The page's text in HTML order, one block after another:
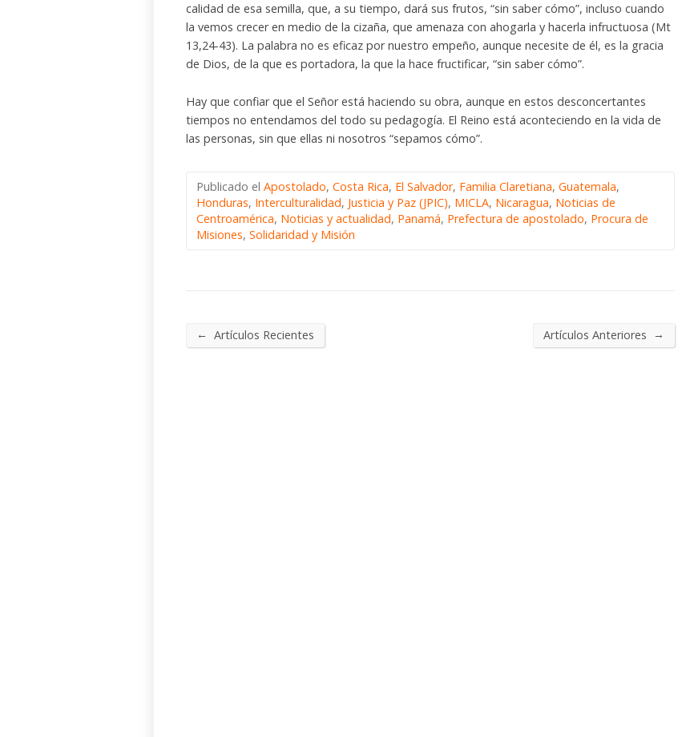
calidad de esa semilla, que, a su tiempo, dará sus frutos, “sin saber cómo”, incluso cuando
la vemos crecer en medio de la cizaña, que amenaza con ahogarla y hacerla infructuosa (Mt
13,24-43). La palabra no es eficaz por nuestro empeño, aunque necesite de él, es la gracia
de Dios, de la que es portadora, la que la hace fructificar, “sin saber cómo”.
Hay que confiar que el Señor está haciendo su obra, aunque en estos desconcertantes
tiempos no entendamos del todo su pedagogía. El Reino está aconteciendo en la vida de
las personas, sin que ellas ni nosotros “sepamos cómo”.
Publicado el Apostolado, Costa Rica, El Salvador, Familia Claretiana, Guatemala,
Honduras, Interculturalidad, Justicia y Paz (JPIC), MICLA, Nicaragua, Noticias de
Centroamérica, Noticias y actualidad, Panamá, Prefectura de apostolado, Procura de
Misiones, Solidaridad y Misión
← Artículos Recientes Artículos Anteriores →